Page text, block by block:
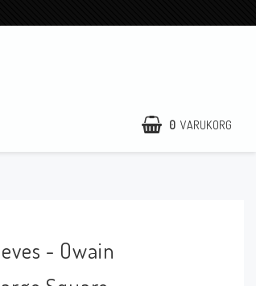
0 VARUKORG
- Owain